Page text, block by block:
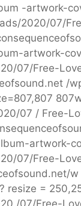
-artwork-
2020/07/
artwork-
07/Free-
/
07 / Free-
artwork-
07/Free-
resize =
/07/Free-